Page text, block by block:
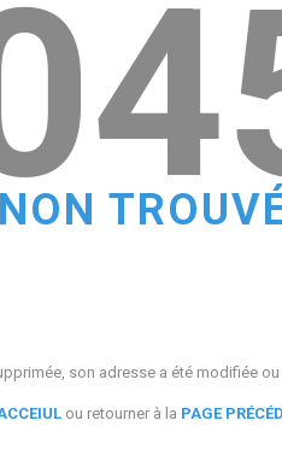
son adresse a été modifiée
ou retourner à la PAGE